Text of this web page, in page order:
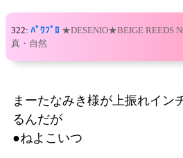
322: ﾊﾟﾜﾌﾟﾛ ★DESENIO★BEIGE REEDS
真・自然
まーたなみき様が上振れイン
るんだが
●ねよこいつ